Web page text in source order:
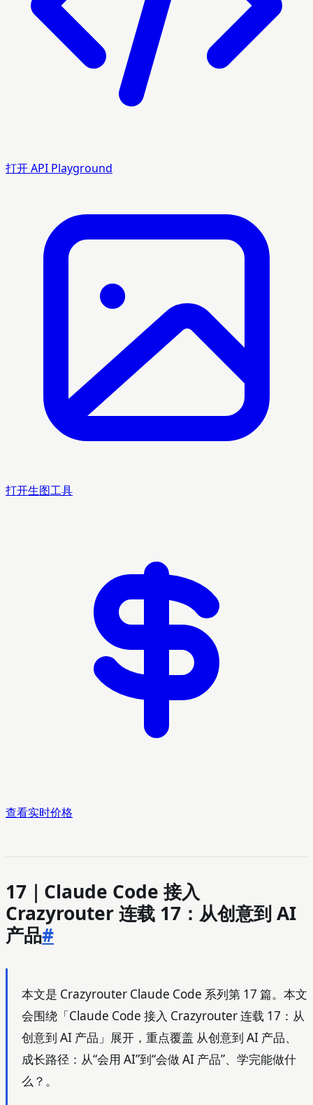
打开 API Playground
打开生图工具
查看实时价格
17｜Claude Code 接入
Crazyrouter 连载 17：从创意到 AI
产品#
本文是 Crazyrouter Claude Code 系列第 17 篇。本文
会围绕「Claude Code 接入 Crazyrouter 连载 17：从
创意到 AI 产品」展开，重点覆盖 从创意到 AI 产品、
成长路径：从“会用 AI”到“会做 AI 产品”、学完能做什
么？。